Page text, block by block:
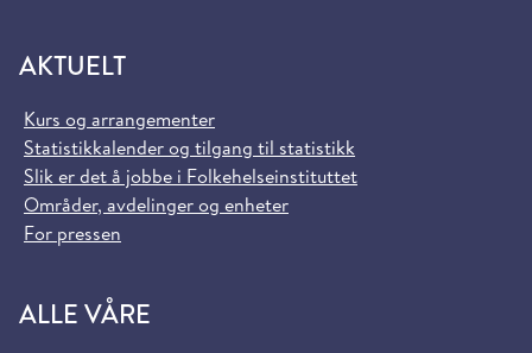
AKTUELT
Kurs og arrangementer
Statistikkalender og tilgang til statistikk
Slik er det å jobbe i Folkehelseinstituttet
Områder, avdelinger og enheter
For pressen
ALLE VÅRE